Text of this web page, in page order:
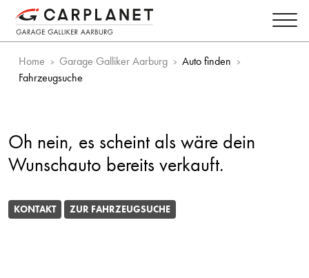
Home Garage Galliker Aarburg
Auto finden
Fahrzeugsuche
Oh nein, es scheint als wäre dein
Wunschauto bereits verkauft.
KONTAKT ZUR FAHRZEUGSUCHE